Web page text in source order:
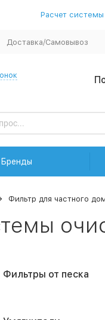
Расчет системы
Доставка/Самовывоз
Бренды
Фильтр для частного
Фильтры от песка